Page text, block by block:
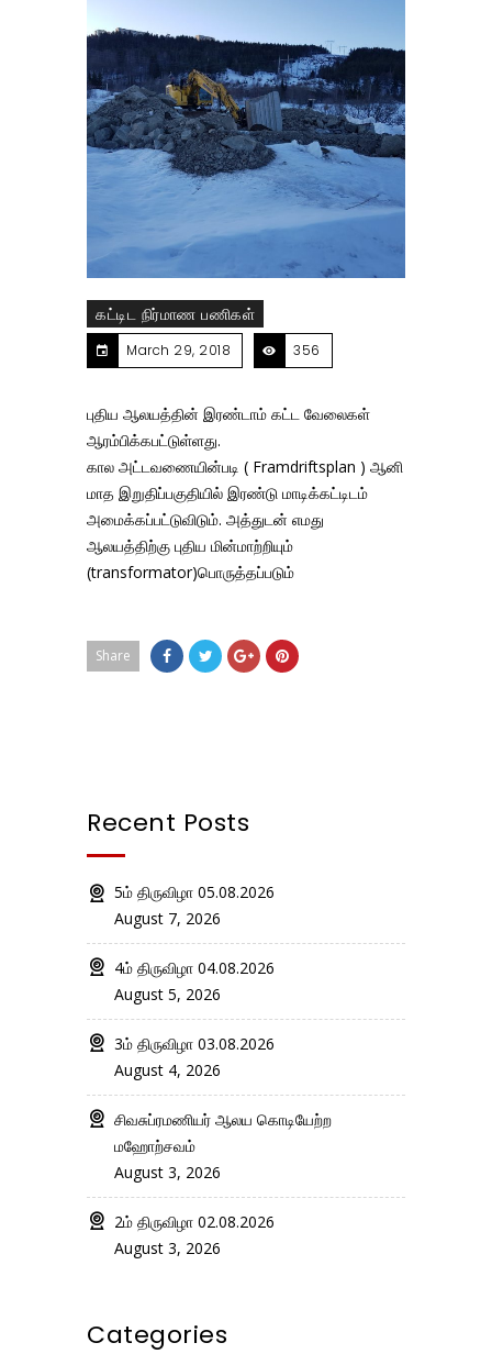
கட்டிட நிர்மாண பணிகள்
March 29, 2018 356
புதிய ஆலயத்தின் இரண்டாம் கட்ட வேலைகள்
ஆரம்பிக்கபட்டுள்ளது.
கால அட்டவணையின்படி ( Framdriftsplan ) ஆனி
மாத இறுதிப்பகுதியில் இரண்டு மாடிக்கட்டிடம்
அமைக்கப்பட்டுவிடும். அத்துடன் எமது
ஆலயத்திற்கு புதிய மின்மாற்றியும்
(transformator)பொருத்தப்படும்
Share
Recent Posts
5ம் திருவிழா 05.08.2026
August 7, 2026
4ம் திருவிழா 04.08.2026
August 5, 2026
3ம் திருவிழா 03.08.2026
August 4, 2026
சிவசுப்ரமணியர் ஆலய கொடியேற்ற
மஹோற்சவம்
August 3, 2026
2ம் திருவிழா 02.08.2026
August 3, 2026
Categories